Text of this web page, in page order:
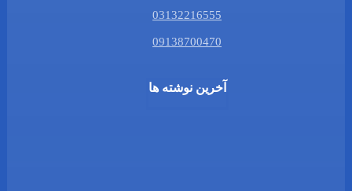
03132216555
09138700470
آخرین نوشته ها